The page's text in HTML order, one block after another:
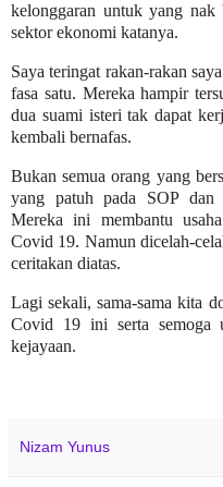
kelonggaran untuk yang
sektor ekonomi katanya.
Saya teringat rakan-rakan
fasa satu. Mereka hampir
dua suami isteri tak dapat
kembali bernafas.
Bukan semua orang yang
yang patuh pada SOP dan
Mereka ini membantu
Covid 19. Namun dicelah-
ceritakan diatas.
Lagi sekali, sama-sama kita
Covid 19 ini serta semoga
kejayaan.
Nizam Yunus